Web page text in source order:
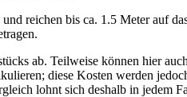
reichen bis ca. 1.5 Meter auf
ab. Teilweise können hier
diese Kosten werden
lohnt sich deshalb in jedem